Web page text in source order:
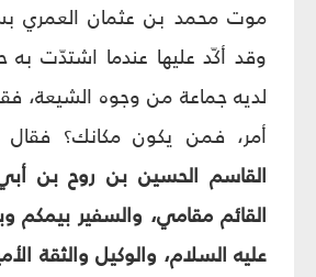
موت محمد بن عثمان العمري
وقد أكّد عليها عندما اشتدّت به
لديه جماعة من وجوه الشيعة،
أمر، فمن يكون مكانك؟
القاسم الحسين بن روح بن أبي
القائم مقامي، والسفير بيمكم
عليه السلام، والوكيل والثقة